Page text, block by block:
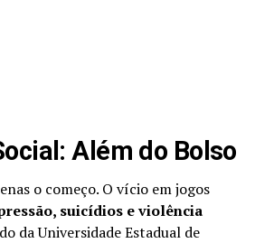
Além do Bolso
o começo. O vício em jogos
suicídios e violência
da Universidade Estadual de